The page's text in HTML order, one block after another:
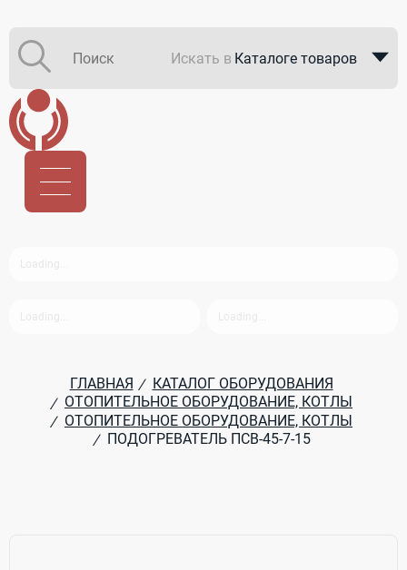
Искать в Каталоге товаров
ГЛАВНАЯ / КАТАЛОГ ОБОРУДОВАНИЯ
/ ОТОПИТЕЛЬНОЕ ОБОРУДОВАНИЕ, КОТЛЫ
/ ОТОПИТЕЛЬНОЕ ОБОРУДОВАНИЕ, КОТЛЫ
/ ПОДОГРЕВАТЕЛЬ ПСВ-45-7-15